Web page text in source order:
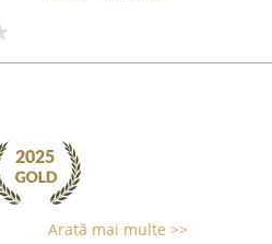
Arată mai multe >>